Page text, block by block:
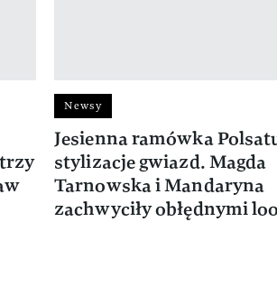
Newsy
Jesienna ramówka
stylizacje gwiazd. Magda
Tarnowska i Mandaryna
zachwyciły obłędnymi